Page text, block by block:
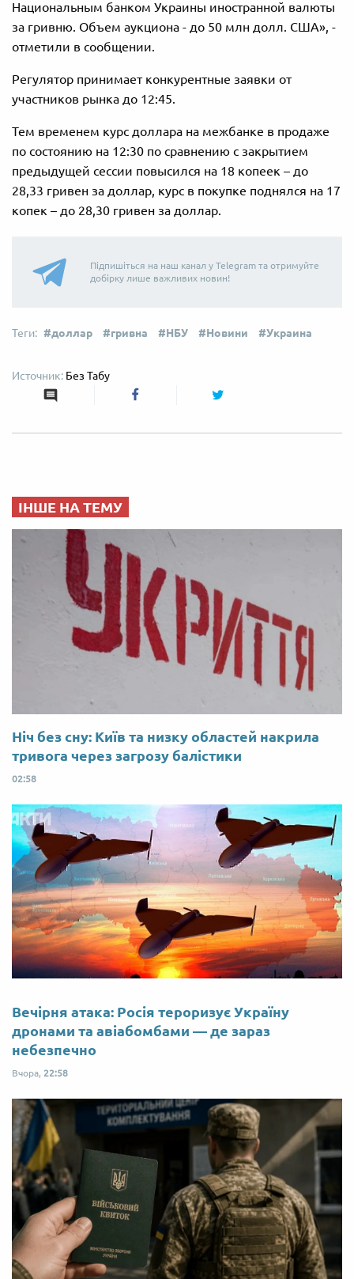
Национальным банком Украины иностранной валюты
за гривню. Объем аукциона - до 50 млн долл. США», -
отметили в сообщении.
Регулятор принимает конкурентные заявки от
участников рынка до 12:45.
Тем временем курс доллара на межбанке в продаже
по состоянию на 12:30 по сравнению с закрытием
предыдущей сессии повысился на 18 копеек – до
28,33 гривен за доллар, курс в покупке поднялся на 17
копек – до 28,30 гривен за доллар.
Підпишіться на наш канал у Telegram та отримуйте
добірку лише важливих новин!
доллар гривна НБУ Новини Украина
Без Табу
ІНШЕ НА ТЕМУ
Ніч без сну: Київ та низку областей накрила
тривога через загрозу балістики
02:58
Вечірня атака: Росія тероризує Україну
дронами та авіабомбами — де зараз
небезпечно
Вчора, 22:58